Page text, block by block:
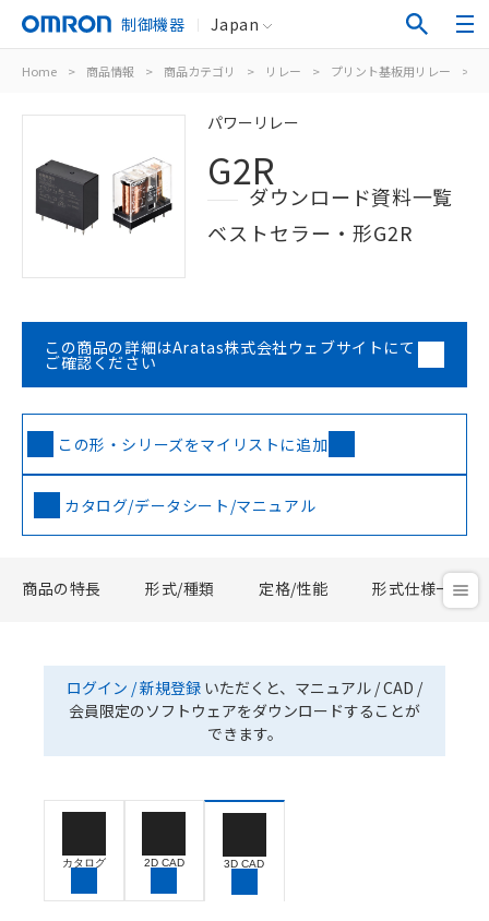
制御機器 Japan
Home > 商品情報 > 商品カテゴリ > リレー > プリント基板用リレー >
パワーリレー
G2R
ダウンロード資料一覧
ベストセラー・形G2R
この商品の詳細はAratas株式会社ウェブサイトにて
ご確認ください
この形・シリーズをマイリストに追加
カタログ/データシート/マニュアル
商品の特長 形式/種類 定格/性能 形式仕様一覧
ログイン / 新規登録 いただくと、マニュアル / CAD /
会員限定のソフトウェアをダウンロードすることが
できます。
カタログ 2D CAD 3D CAD